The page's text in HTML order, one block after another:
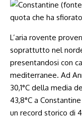
L’aria rovente
soprattutto nel
presentandosi con
mediterranee. Ad
30,1°C della media
43,8°C a
un record storico di